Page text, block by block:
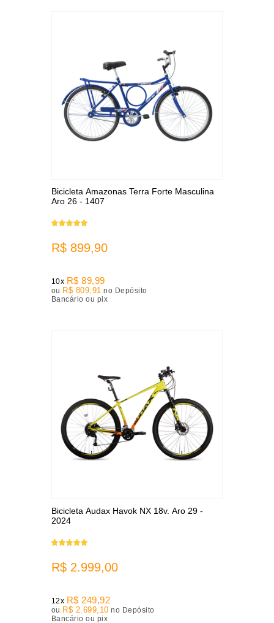
Bicicleta Amazonas Terra Forte Masculina
Aro 26 - 1407
R$ 899,90
10x R$ 89,99
ou R$ 809,91 no Depósito
Bancário ou pix
Bicicleta Audax Havok NX 18v. Aro 29 -
2024
R$ 2.999,00
12x R$ 249,92
ou R$ 2.699,10 no Depósito
Bancário ou pix